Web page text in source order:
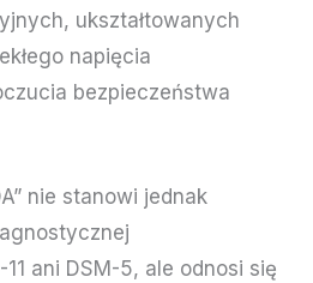
ukształtowanych
napięcia
bezpieczeństwa
nie stanowi jednak
ani DSM-5, ale odnosi się